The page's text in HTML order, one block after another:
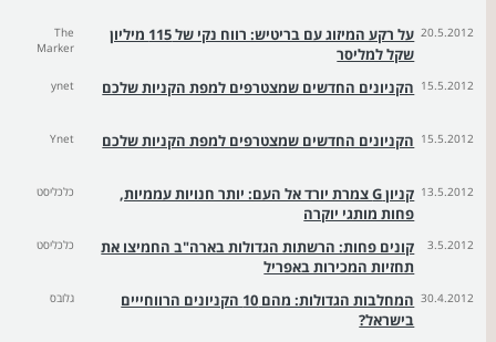
20.5.2012
על רקע המיזוג עם בריטיש: רווח נקי של 115 מיליון
שקל למליסר
The
Marker
15.5.2012 הקניונים החדשים שמצטרפים למפת הקניות שלכם ynet
15.5.2012 הקניונים החדשים שמצטרפים למפת הקניות שלכם Ynet
13.5.2012
קניון G צמרת יורד אל העם: יותר חנויות עממיות,
פחות מותגי יוקרה
כלכליסט
3.5.2012
קונים פחות: הרשתות הגדולות בארה"ב החמיצו את
תחזיות המכירות באפריל
כלכליסט
30.4.2012
המחלבות הגדולות: מהם 10 הקניונים הרווחייים
בישראל?
גלובס